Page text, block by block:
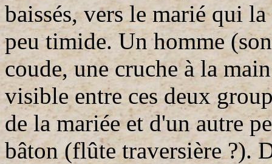
baissés, vers le marié qui
peu timide. Un homme
coude, une cruche à la
visible entre ces deux
de la mariée et d'un autre
bâton (flûte traversière ?).